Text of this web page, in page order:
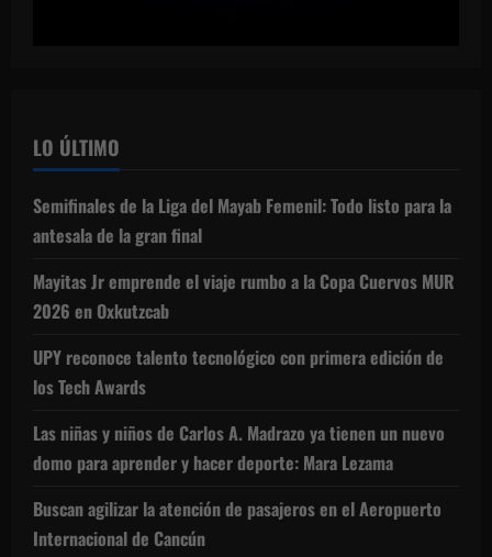
LO ÚLTIMO
Semifinales de la Liga del Mayab Femenil: Todo listo para la
antesala de la gran final
Mayitas Jr emprende el viaje rumbo a la Copa Cuervos MUR
2026 en Oxkutzcab
UPY reconoce talento tecnológico con primera edición de
los Tech Awards
Las niñas y niños de Carlos A. Madrazo ya tienen un nuevo
domo para aprender y hacer deporte: Mara Lezama
Buscan agilizar la atención de pasajeros en el Aeropuerto
Internacional de Cancún